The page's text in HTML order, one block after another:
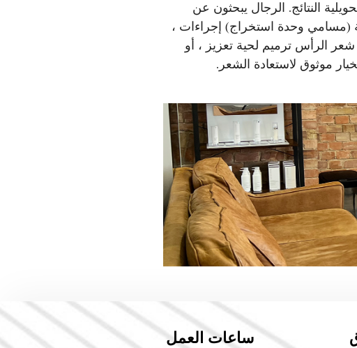
النتائج. الرجال يبحثون عن
وحدة استخراج) إجراءات ،
الرأس ترميم لحية تعزيز ، أو
موثوق لاستعادة الشعر.
ساعات العمل